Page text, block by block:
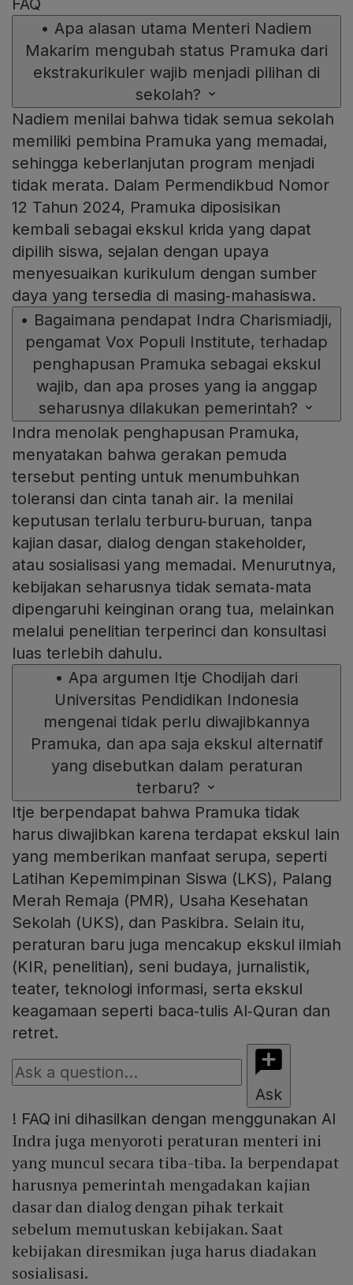
FAQ
• Apa alasan utama Menteri Nadiem
Makarim mengubah status Pramuka dari
ekstrakurikuler wajib menjadi pilihan di
sekolah?
Nadiem menilai bahwa tidak semua sekolah
memiliki pembina Pramuka yang memadai,
sehingga keberlanjutan program menjadi
tidak merata. Dalam Permendikbud Nomor
12 Tahun 2024, Pramuka diposisikan
kembali sebagai ekskul krida yang dapat
dipilih siswa, sejalan dengan upaya
menyesuaikan kurikulum dengan sumber
daya yang tersedia di masing‑mahasiswa.
• Bagaimana pendapat Indra Charismiadji,
pengamat Vox Populi Institute, terhadap
penghapusan Pramuka sebagai ekskul
wajib, dan apa proses yang ia anggap
seharusnya dilakukan pemerintah?
Indra menolak penghapusan Pramuka,
menyatakan bahwa gerakan pemuda
tersebut penting untuk menumbuhkan
toleransi dan cinta tanah air. Ia menilai
keputusan terlalu terburu‑buruan, tanpa
kajian dasar, dialog dengan stakeholder,
atau sosialisasi yang memadai. Menurutnya,
kebijakan seharusnya tidak semata‑mata
dipengaruhi keinginan orang tua, melainkan
melalui penelitian terperinci dan konsultasi
luas terlebih dahulu.
• Apa argumen Itje Chodijah dari
Universitas Pendidikan Indonesia
mengenai tidak perlu diwajibkannya
Pramuka, dan apa saja ekskul alternatif
yang disebutkan dalam peraturan
terbaru?
Itje berpendapat bahwa Pramuka tidak
harus diwajibkan karena terdapat ekskul lain
yang memberikan manfaat serupa, seperti
Latihan Kepemimpinan Siswa (LKS), Palang
Merah Remaja (PMR), Usaha Kesehatan
Sekolah (UKS), dan Paskibra. Selain itu,
peraturan baru juga mencakup ekskul ilmiah
(KIR, penelitian), seni budaya, jurnalistik,
teater, teknologi informasi, serta ekskul
keagamaan seperti baca‑tulis Al‑Quran dan
retret.
Ask
! FAQ ini dihasilkan dengan menggunakan AI
Indra juga menyoroti peraturan menteri ini
yang muncul secara tiba-tiba. Ia berpendapat
harusnya pemerintah mengadakan kajian
dasar dan dialog dengan pihak terkait
sebelum memutuskan kebijakan. Saat
kebijakan diresmikan juga harus diadakan
sosialisasi.